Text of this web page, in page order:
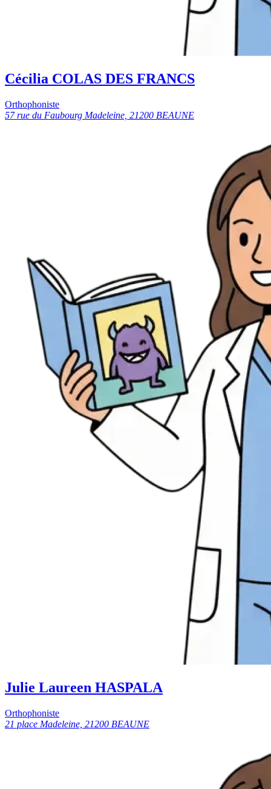
Cécilia COLAS DES FRANCS
Orthophoniste
57 rue du Faubourg Madeleine, 21200 BEAUNE
Julie Laureen HASPALA
Orthophoniste
21 place Madeleine, 21200 BEAUNE